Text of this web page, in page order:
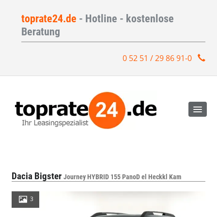
toprate24.de - Hotline - kostenlose
Beratung
0 52 51 / 29 86 91-0
Dacia Bigster Journey HYBRID 155 PanoD el Heckkl Kam
3